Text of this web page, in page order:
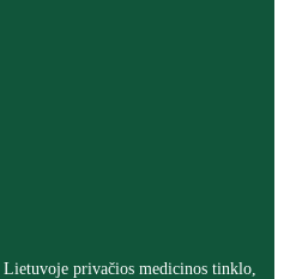
Lietuvoje privačios medicinos tinklo,